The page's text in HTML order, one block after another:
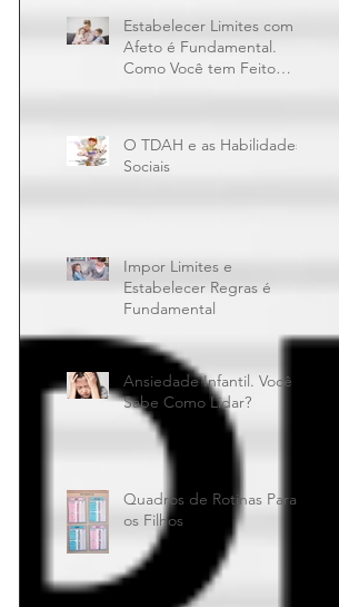
Estabelecer Limites com
Afeto é Fundamental.
Como Você tem Feito
O TDAH e as Habilidades
Sociais
Impor Limites e
Estabelecer Regras é
Fundamental
Ansiedade Infantil. Você
Sabe Como Lidar?
Quadros de Rotinas Para
os Filhos